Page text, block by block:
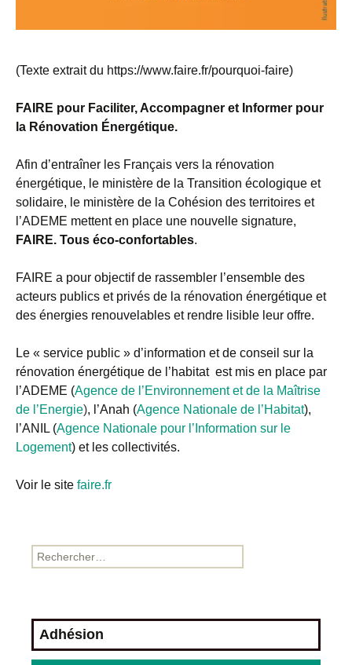
(Texte extrait du https://www.faire.fr/pourquoi-faire)
FAIRE pour Faciliter, Accompagner et Informer pour
la Rénovation Énergétique.
Afin d’entraîner les Français vers la rénovation
énergétique, le ministère de la Transition écologique et
solidaire, le ministère de la Cohésion des territoires et
l’ADEME mettent en place une nouvelle signature,
FAIRE. Tous éco-confortables.
FAIRE a pour objectif de rassembler l’ensemble des
acteurs publics et privés de la rénovation énergétique et
des énergies renouvelables et rendre lisible leur offre.
Le « service public » d’information et de conseil sur la
rénovation énergétique de l’habitat est mis en place par
l’ADEME (Agence de l’Environnement et de la Maîtrise
de l’Energie), l’Anah (Agence Nationale de l’Habitat),
l’ANIL (Agence Nationale pour l’Information sur le
Logement) et les collectivités.
Voir le site faire.fr
Adhésion